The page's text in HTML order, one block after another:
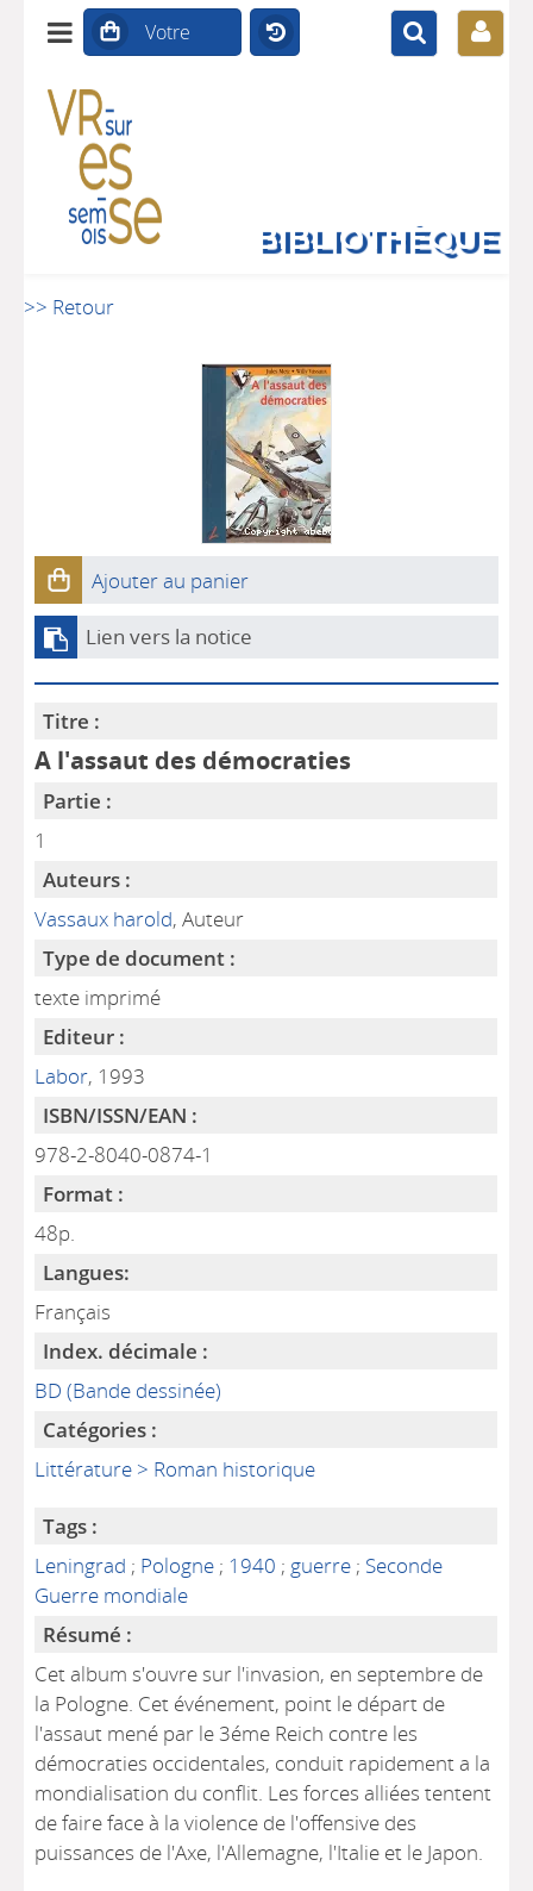
BIBLIOTHÈQUE
>> Retour
Ajouter au panier
Lien vers la notice
Titre :
A l'assaut des démocraties
Partie :
1
Auteurs :
Vassaux harold, Auteur
Type de document :
texte imprimé
Editeur :
Labor, 1993
ISBN/ISSN/EAN :
978-2-8040-0874-1
Format :
48p.
Langues:
Français
Index. décimale :
BD (Bande dessinée)
Catégories :
Littérature > Roman historique
Tags :
Leningrad ; Pologne ; 1940 ; guerre ; Seconde
Guerre mondiale
Résumé :
Cet album s'ouvre sur l'invasion, en septembre de
la Pologne. Cet événement, point le départ de
l'assaut mené par le 3éme Reich contre les
démocraties occidentales, conduit rapidement a la
mondialisation du conflit. Les forces alliées tentent
de faire face à la violence de l'offensive des
puissances de l'Axe, l'Allemagne, l'Italie et le Japon.